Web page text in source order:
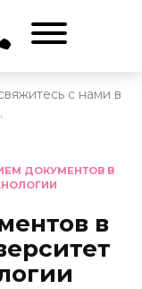
с нами в
ДОКУМЕНТОВ В
в